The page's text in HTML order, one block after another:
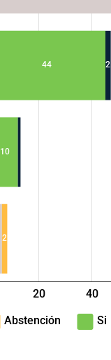
2
10
44 2
L
20 40
Abstención Si